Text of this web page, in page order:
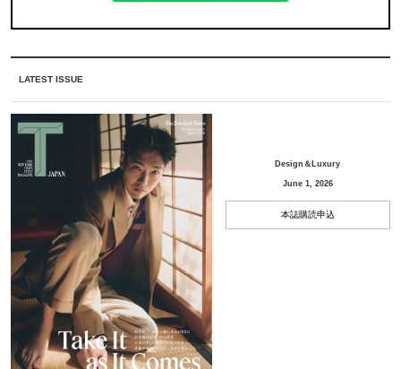
LATEST ISSUE
Design＆Luxury
June 1, 2026
本誌購読申込